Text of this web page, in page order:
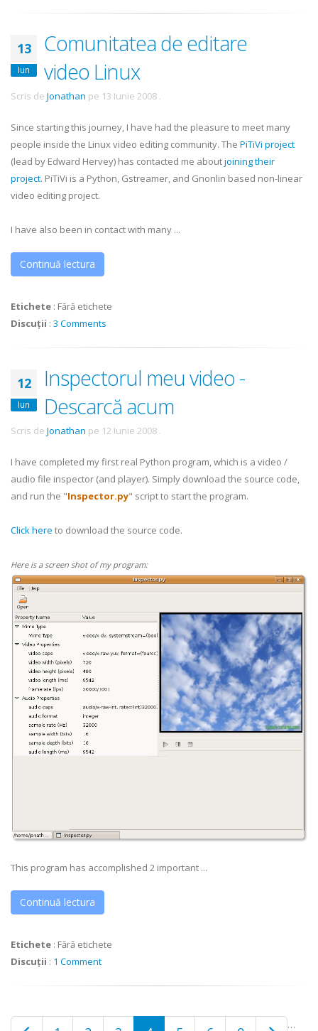
13
Iun
Comunitatea de editare
video Linux
Scris de Jonathan pe 13 Iunie 2008 .
Since starting this journey, I have had the pleasure to meet many
people inside the Linux video editing community. The PiTiVi project
(lead by Edward Hervey) has contacted me aboutjoining their
project. PiTiVi is a Python, Gstreamer, and Gnonlin based non-linear
video editing project.
I have also been in contact with many ...
Continuă lectura
Etichete : Fără etichete
Discuții : 3 Comments
12
Iun
Inspectorul meu video -
Descarcă acum
Scris de Jonathan pe 12 Iunie 2008 .
I have completed my first real Python program, which is a video /
audio file inspector (and player). Simply download the source code,
and run the "Inspector.py" script to start the program.
Click here to download the source code.
Here is a screen shot of my program:
This program has accomplished 2 important ...
Continuă lectura
Etichete : Fără etichete
Discuții : 1 Comment
…